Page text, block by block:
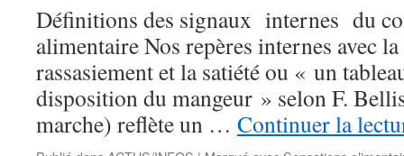
Définitions des signaux internes du
alimentaire Nos repères internes avec
rassasiement et la satiété ou « un
disposition du mangeur » selon F.
marche) reflète un … Continuer la